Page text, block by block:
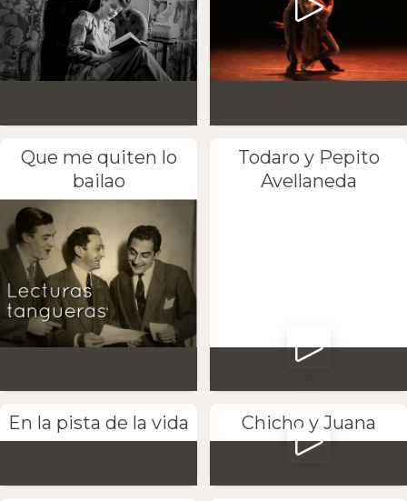
Que me quiten lo
bailao
Todaro y Pepito
Avellaneda
En la pista de la vida Chicho y Juana